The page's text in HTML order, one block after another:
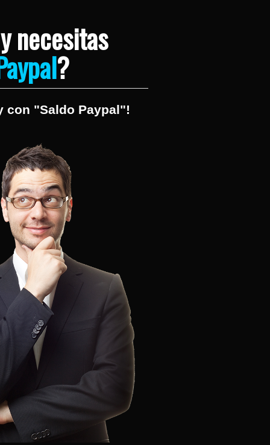
necesitas
?
con "Saldo Paypal"!